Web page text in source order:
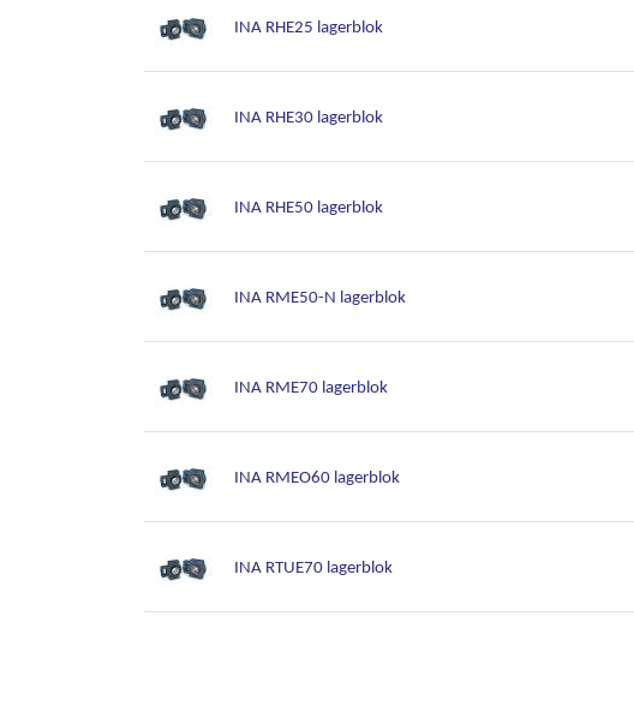
INA RHE25 lagerblok
INA RHE30 lagerblok
INA RHE50 lagerblok
INA RME50-N lagerblok
INA RME70 lagerblok
INA RMEO60 lagerblok
INA RTUE70 lagerblok